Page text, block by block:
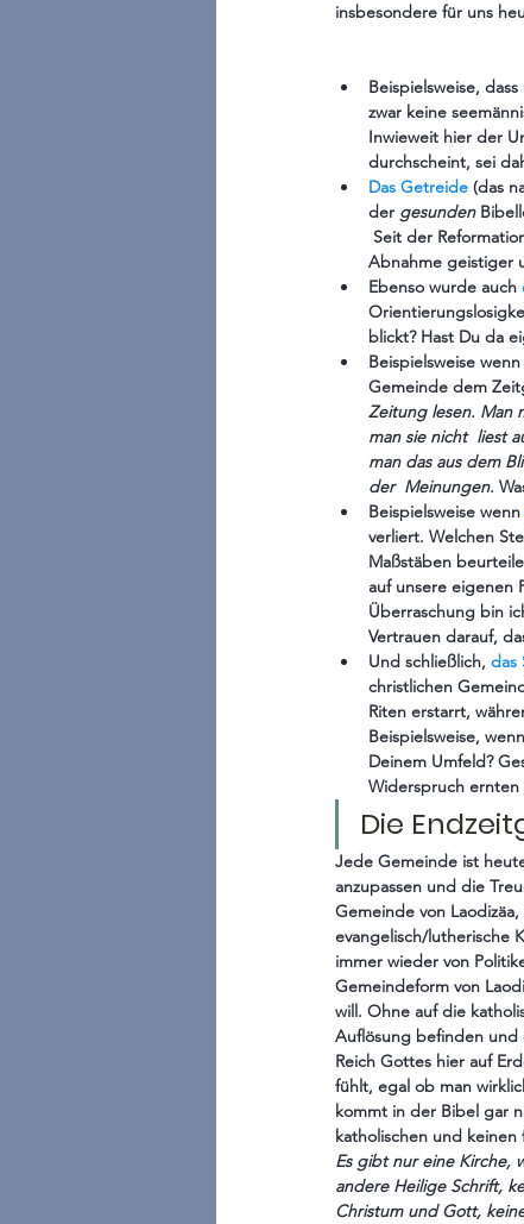
insbesondere für uns
Beispielsweise,
zwar keine
Inwieweit hier der
durchscheint, sei
Das Getreide (das
der gesunden
Seit der
Abnahme geistiger
Ebenso wurde auch
blickt? Hast Du da
Beispielsweise
Gemeinde dem
Zeitung lesen. Man
man sie nicht  liest
man das aus dem
der  Meinungen.
Beispielsweise wenn
verliert. Welchen
Maßstäben
auf unsere eigenen
Überraschung bin
Vertrauen darauf,
Und schließlich, das
christlichen
Riten erstarrt,
Beispielsweise,
Deinem Umfeld?
Widerspruch ernten
Die
Jede Gemeinde ist
anzupassen und die
Gemeinde von
evangelisch/lutherische
immer wieder von
Gemeindeform von
will. Ohne auf die
Auflösung befinden und
Reich Gottes hier auf
fühlt, egal ob man
kommt in der Bibel gar
katholischen und keinen
Es gibt nur eine Kirche,
andere Heilige Schrift,
Christum und Gott,